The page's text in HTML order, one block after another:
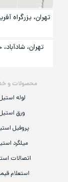
محصولات و
لوله
ورق
پروفیل
میلگرد
اتصالات
استعلام
تهران، بزرگراه